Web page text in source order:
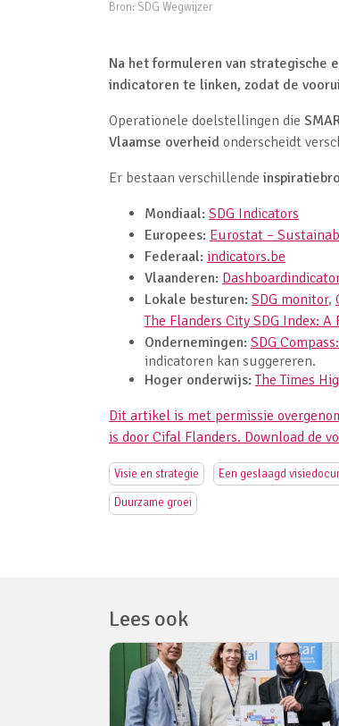
Bron: SDG Wegwijzer
Na het formuleren van strategische
indicatoren te linken, zodat de
Operationele doelstellingen die
Vlaamse overheid onderscheidt
Er bestaan verschillende
Mondiaal: SDG Indicators
Europees: Eurostat –
Federaal: indicators.be
Vlaanderen:
Lokale besturen: SDG monitor,
The Flanders City SDG Index:
Ondernemingen: SDG
indicatoren kan suggereren.
Hoger onderwijs: The Times
Dit artikel is met permissie
is door Cifal Flanders. Download de
Visie en strategie Een geslaagd
Duurzame groei
Lees ook